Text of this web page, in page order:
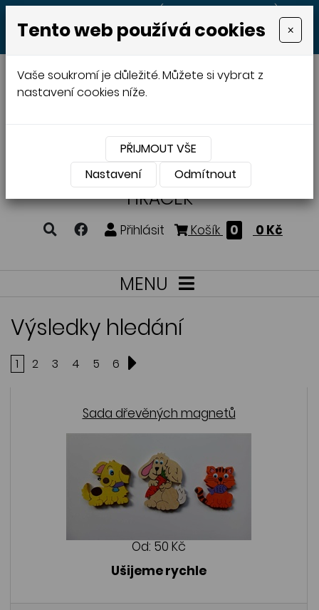
MENU
VÝROBA A PRODEJDŘEVĚNÝCH
HRAČEK
Přihlásit Košík 0 0 Kč
MENU
Výsledky hledání
1 2 3 4 5 6
Sada dřevěných magnetů
Od: 50 Kč
Ušijeme rychle
Tento web používá cookies ×
Vaše soukromí je důležité. Můžete si vybrat z
nastavení cookies níže.
PŘIJMOUT VŠE
Nastavení
Odmítnout